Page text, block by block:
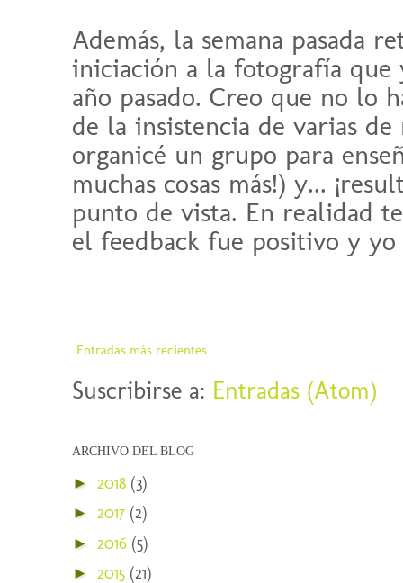
Además, la semana pasada
iniciación a la fotografía
año pasado. Creo que no lo
de la insistencia de varias de
organicé un grupo para
muchas cosas más!) y...
punto de vista. En realidad
el feedback fue positivo y
Entradas más recientes
Suscribirse a: Entradas (Atom)
ARCHIVO DEL BLOG
► 2018 (3)
► 2017 (2)
► 2016 (5)
► 2015 (21)